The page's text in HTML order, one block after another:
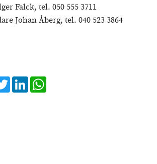
Falck, tel. 050 555 3711
Johan Åberg, tel. 040 523 3864
TwitterLinkedIn